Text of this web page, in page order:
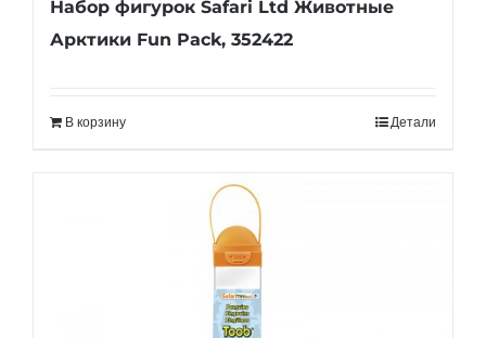
Набор фигурок Safari Ltd Животные
Арктики Fun Pack, 352422
В корзину Детали